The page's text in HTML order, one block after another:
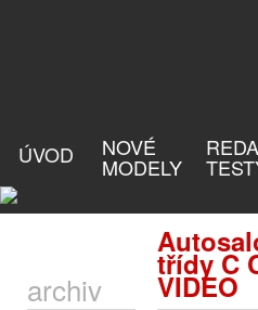
ÚVOD NOVÉ
MODELY
třídy C
VIDEO
archiv